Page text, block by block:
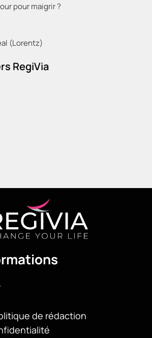
pour maigrir ?
(Lorentz)
RegiVia
de rédaction